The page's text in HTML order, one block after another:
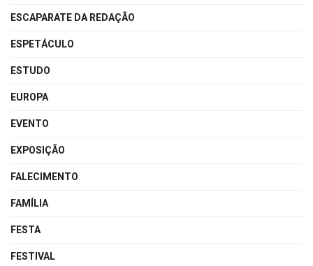
ESCAPARATE DA REDAÇÃO
ESPETÁCULO
ESTUDO
EUROPA
EVENTO
EXPOSIÇÃO
FALECIMENTO
FAMÍLIA
FESTA
FESTIVAL